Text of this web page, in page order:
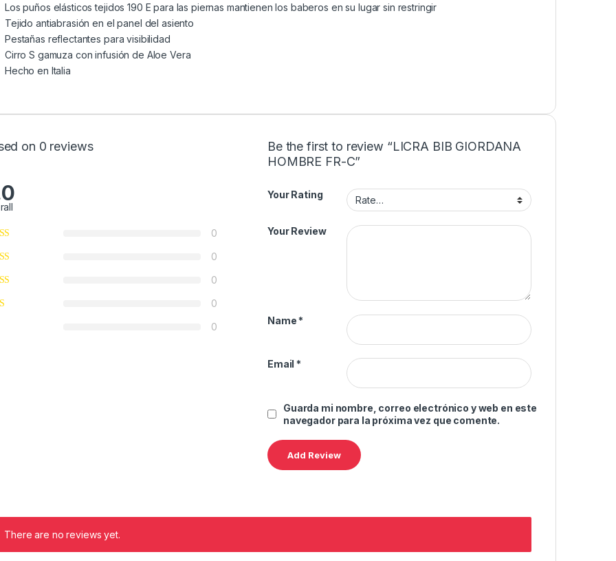
Los puños elásticos tejidos 190 E para las piernas mantienen los baberos en su lugar sin restringir
Tejido antiabrasión en el panel del asiento
Pestañas reflectantes para visibilidad
Cirro S gamuza con infusión de Aloe Vera
Hecho en Italia
on 0 reviews
0
0
0
0
0
Be the first to review “LICRA BIB GIORDANA
HOMBRE FR-C”
Your Rating
Your Review
Name *
Email *
Guarda mi nombre, correo electrónico y web en este
navegador para la próxima vez que comente.
There are no reviews yet.